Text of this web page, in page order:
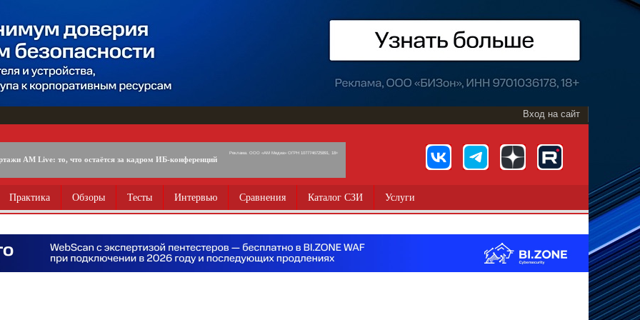
Вход на сайт
AM Live: то, что остаётся за кадром ИБ-конференций
Реклама. ООО «АМ Медиа» ОГРН 1077746725891, 18+
Практика Обзоры Тесты Интервью Сравнения Каталог СЗИ Услуги